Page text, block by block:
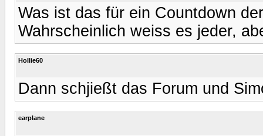
Was ist das für ein Countdown
Wahrscheinlich weiss es jeder,
Hollie60
Dann schjießt das Forum und
earplane